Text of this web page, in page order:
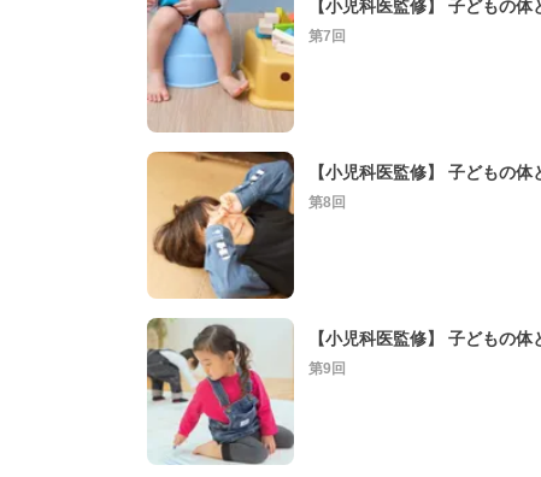
【小児科医監修】 子どもの
第7回
第8回
【小児科医監修】 子どもの
第9回